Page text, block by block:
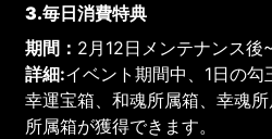
3.毎日消費特典
期間： 2月12日メンテナンス
詳細:イベント期間中、1日の勾
幸運宝箱、和魂所属箱、幸魂
所属箱が獲得できます。